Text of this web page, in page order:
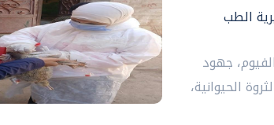
الطب
جهود
الحيوانية،